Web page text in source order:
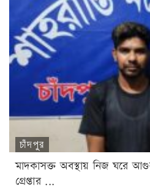
চাঁদপুর
মাদকাসক্ত অবস্থায় নিজ ঘরে
গ্রেপ্তার ...